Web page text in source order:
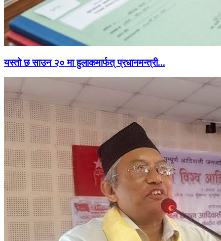
यस्तो छ साउन २० मा हुलाकमार्फत् प्रधानमन्त्री...